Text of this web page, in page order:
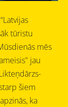
tūristu
mēs
jau
šiem
ka